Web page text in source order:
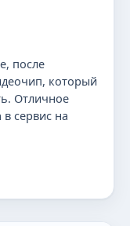
после
который
Отличное
сервис на